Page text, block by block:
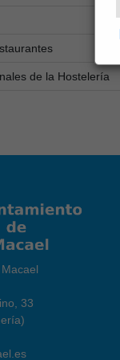
de la Hostelería
33